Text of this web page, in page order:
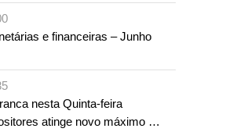
e financeiras – Junho
nesta Quinta-feira
atinge novo máximo em